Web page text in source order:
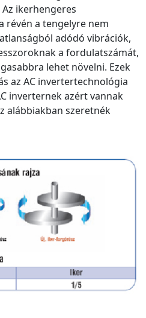
ikerhengeres
révén a tengelyre nem
adódó vibrációk,
a fordulatszámát,
lehet növelni. Ezek
az AC invertertechnológia
inverternek azért vannak
alábbiakban szeretnék